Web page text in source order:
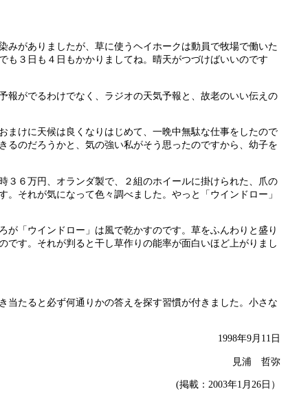
がありましたが、草に使うヘイホークは動員で牧場で働いた
３日も４日もかかりましてね。晴天がつづけばいいのです
がでるわけでなく、ラジオの天気予報と、故老のいい伝えの
けに天候は良くなりはじめて、一晩中無駄な仕事をしたので
のだろうかと、気の強い私がそう思ったのですから、幼子を
３６万円、オランダ製で、２組のホイールに掛けられた、爪の
それが気になって色々調べました。やっと「ウインドロー」
「ウインドロー」は風で乾かすのです。草をふんわりと盛り
です。それが判ると干し草作りの能率が面白いほど上がりまし
たると必ず何通りかの答えを探す習慣が付きました。小さな
1998年9月11日
見浦 哲弥
(掲載：2003年1月26日）